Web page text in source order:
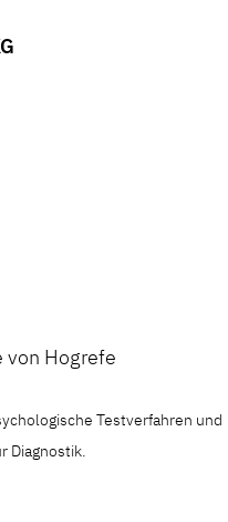
von Hogrefe
Testverfahren und
Diagnostik.